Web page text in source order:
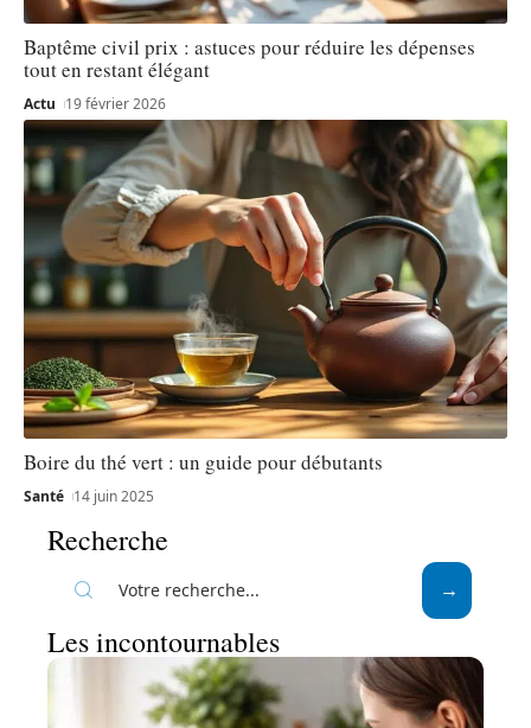
Baptême civil prix : astuces pour réduire les dépenses
tout en restant élégant
Actu 19 février 2026
Boire du thé vert : un guide pour débutants
Santé 14 juin 2025
Recherche
Les incontournables